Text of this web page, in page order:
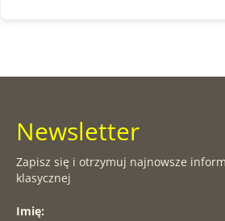
Newsletter
Zapisz się i otrzymuj najnowsze
klasycznej
Imię: